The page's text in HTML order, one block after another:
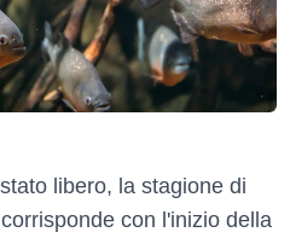
libero, la stagione di
con l'inizio della